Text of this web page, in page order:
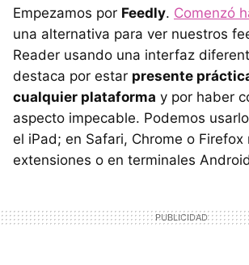
Empezamos por Feedly. Comenzó
una alternativa para ver nuestros
Reader usando una interfaz
destaca por estar presente
cualquier plataforma y por haber
aspecto impecable. Podemos
el iPad; en Safari, Chrome o Firefox
extensiones o en terminales